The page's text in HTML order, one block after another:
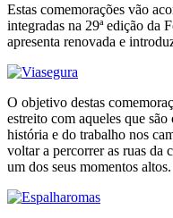
Estas comemorações vão
integradas na 29ª edição da
apresenta renovada e
O objetivo destas
estreito com aqueles que
história e do trabalho nos
voltar a percorrer as ruas da
um dos seus momentos altos.